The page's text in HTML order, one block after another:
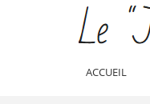
ACCUEIL